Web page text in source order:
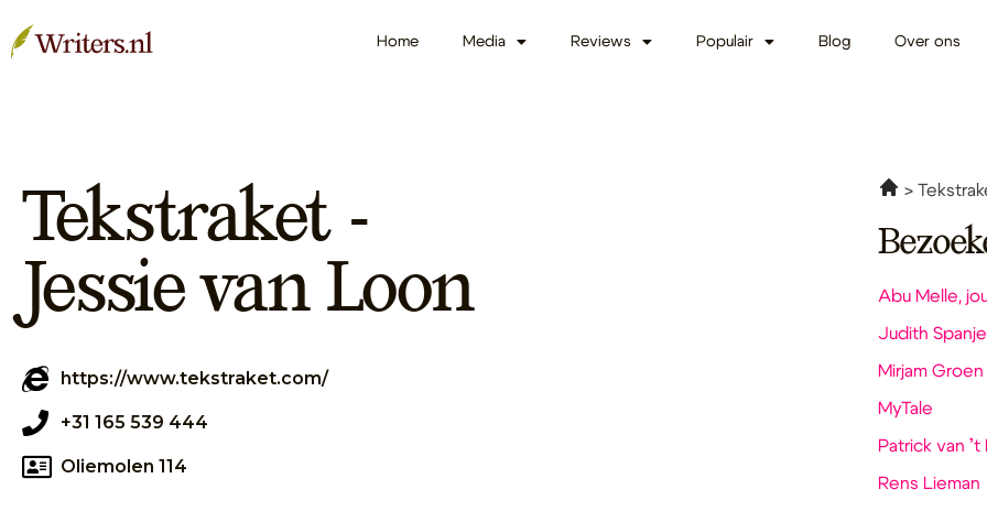
Home Media Reviews Populair Blog Over ons
Tekstraket -
Jessie van Loon
https://www.tekstraket.com/
+31 165 539 444
Oliemolen 114
Abu Melle,
Judith
Mirjam
MyTale
Patrick van
Rens Lieman